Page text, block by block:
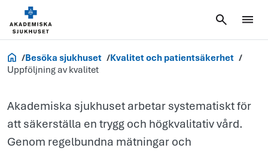
Akademiska.se
Besöka sjukhuset
Kvalitet och patientsäkerhet
Uppföljning av kvalitet
Uppföljning
av kvalitet
Akademiska sjukhuset arbetar systematiskt för
att säkerställa en trygg och högkvalitativ vård.
Genom regelbundna mätningar och